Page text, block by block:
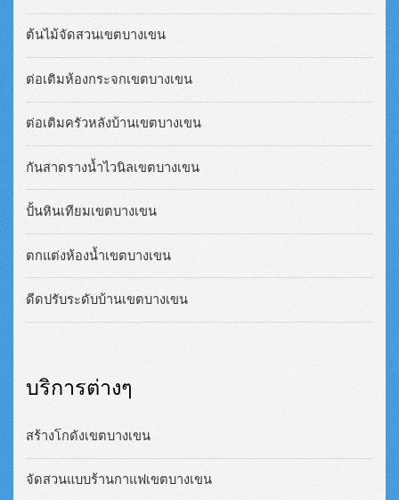
ต้นไม้จัดสวนเขตบางเขน
ต่อเติมห้องกระจกเขตบางเขน
ต่อเติมครัวหลังบ้านเขตบางเขน
กันสาดรางน้ำไวนิลเขตบางเขน
ปั้นหินเทียมเขตบางเขน
ตกแต่งห้องน้ำเขตบางเขน
ดีดปรับระดับบ้านเขตบางเขน
บริการต่างๆ
สร้างโกดังเขตบางเขน
จัดสวนแบบร้านกาแฟเขตบางเขน